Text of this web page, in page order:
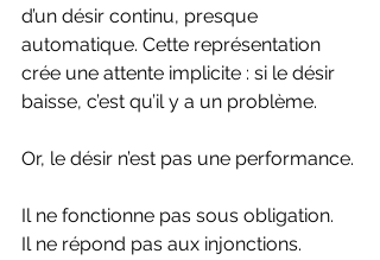
d’un désir continu, presque
automatique. Cette représentation
crée une attente implicite : si le désir
baisse, c’est qu’il y a un problème.
Or, le désir n’est pas une performance.
Il ne fonctionne pas sous obligation.
Il ne répond pas aux injonctions.